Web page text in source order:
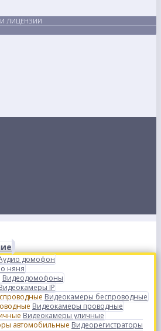
ЛИЦЕНЗИИ
домофон
няня
Видеодомофоны
IP
Видеокамеры беспроводные
Видеокамеры проводные
Видеокамеры уличные
Видеорегистраторы